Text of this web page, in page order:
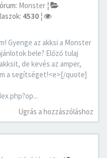
Monster ¦
4530 ¦
Gyenge az akksi a Monster
bele? Előző tulaj
de kevés az amper,
a segítséget!<e>[/quote]
Ugrás a hozzászóláshoz